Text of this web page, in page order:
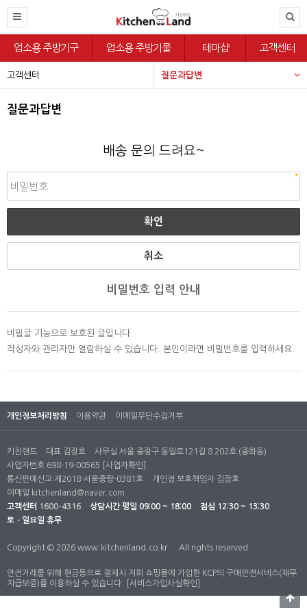
업소용 주방기구 업소용 주방기물 테마샵 고객센터
고객센터 질문과답변
질문과답변
배송 문의 드려요~
취소
비밀번호 입력 안내
비밀글 기능으로 보호된 글입니다.
작성자와 관리자만 열람하실 수 있습니다. 본인이라면 비밀번호를 입력하세요.
개인정보처리방침 이용약관 이메일무단수집거부
키친랜드 대표 김장호
사무실 서울 중랑구 동일로121길 8 202호 (중화동)
사업자번호 698-19-00565
[사업자확인]
통신판매신고 제2018-서울중랑-0381호
개인정 보호책임자 김장호
이메일 kitchenland@naver.com
고객센터 1600-4316 상담시간 평일 09:00 ~ 18:00
점심 12:30 ~ 13:30
토ㆍ일요일 휴무
Copyright © 2026 www.kitchenland.co.kr. All rights reserved.
안전거래를 위해 현금등으로 결제시 저희 쇼핑몰에 가입한 KCP의 구매안전서비스(채무
지급보증)를 이용하실 수 있습니다.
[서비스가입사실확인]